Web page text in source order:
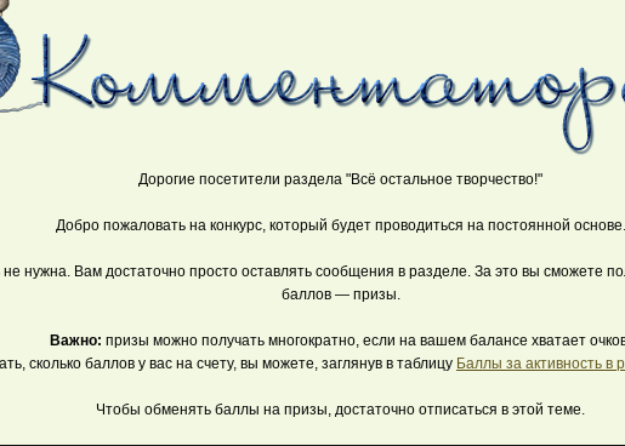
Дорогие посетители раздела "Всё остальное творчество!"
Добро пожаловать на конкурс, который будет проводиться на постоянной основе.
не нужна. Вам достаточно просто оставлять сообщения в разделе. За это вы сможете
баллов — призы.
Важно:призы можно получать многократно, если на вашем балансе хватает
сколько баллов у вас на счету, вы можете, заглянув в таблицу Баллы за активность в
Чтобы обменять баллы на призы, достаточно отписаться в этой теме.